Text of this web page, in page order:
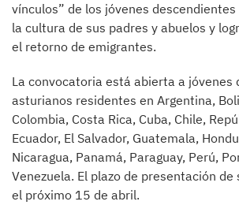
vínculos” de los jóvenes
la cultura de sus padres y abuelos y
el retorno de emigrantes.
La convocatoria está abierta a jóvenes
asturianos residentes en Argentina,
Colombia, Costa Rica, Cuba, Chile,
Ecuador, El Salvador, Guatemala,
Nicaragua, Panamá, Paraguay, Perú,
Venezuela. El plazo de presentación
el próximo 15 de abril.